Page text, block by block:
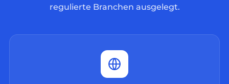
regulierte Branchen ausgelegt.